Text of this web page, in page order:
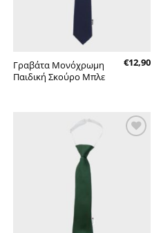
Γραβάτα Μονόχρωμη
Παιδική Σκούρο Μπλε
€12,90